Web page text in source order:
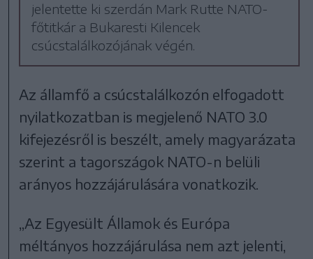
jelentette ki szerdán Mark Rutte NATO-
főtitkár a Bukaresti Kilencek
csúcstalálkozójának végén.
Az államfő a csúcstalálkozón elfogadott
nyilatkozatban is megjelenő NATO 3.0
kifejezésről is beszélt, amely magyarázata
szerint a tagországok NATO-n belüli
arányos hozzájárulására vonatkozik.
„Az Egyesült Államok és Európa
méltányos hozzájárulása nem azt jelenti,